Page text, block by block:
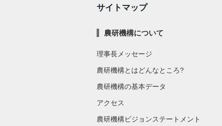
サイトマップ
農研機構について
理事長メッセージ
農研機構とはどんなところ?
農研機構の基本データ
アクセス
農研機構ビジョンステートメント